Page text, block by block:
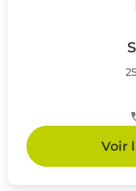
Voir